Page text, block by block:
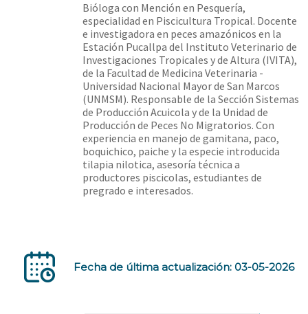
Bióloga con Mención en Pesquería,
especialidad en Piscicultura Tropical. Docente
e investigadora en peces amazónicos en la
Estación Pucallpa del Instituto Veterinario de
Investigaciones Tropicales y de Altura (IVITA),
de la Facultad de Medicina Veterinaria -
Universidad Nacional Mayor de San Marcos
(UNMSM). Responsable de la Sección Sistemas
de Producción Acuicola y de la Unidad de
Producción de Peces No Migratorios. Con
experiencia en manejo de gamitana, paco,
boquichico, paiche y la especie introducida
tilapia nilotica, asesoría técnica a
productores piscicolas, estudiantes de
pregrado e interesados.
Fecha de última actualización: 03-05-2026